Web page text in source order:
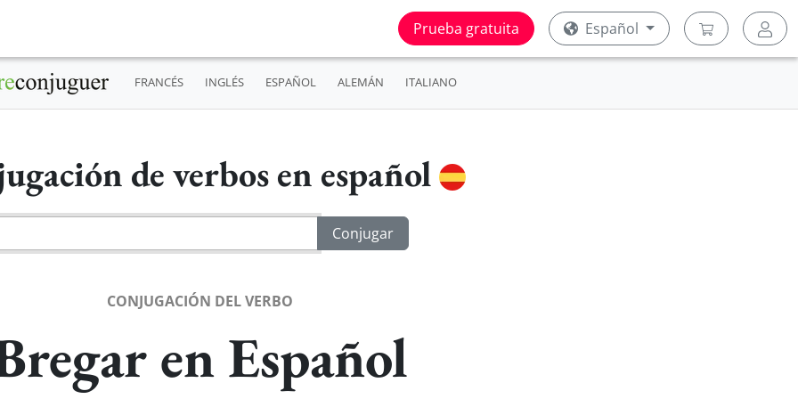
Prueba gratuita Español
FRANCÉS INGLÉS ESPAÑOL ALEMÁN ITALIANO
de verbos en español
CONJUGACIÓN DEL VERBO
en Español